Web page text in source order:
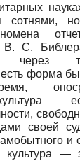
сотнями,
С.
есть форма
своей
и
культура —